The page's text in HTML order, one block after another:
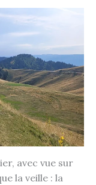
avec vue sur
la veille : la